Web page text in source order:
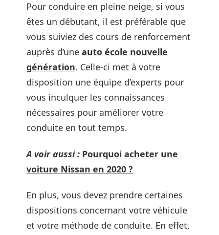
Pour conduire en pleine neige, si vous
êtes un débutant, il est préférable que
vous suiviez des cours de renforcement
auprès d’une auto école nouvelle
génération. Celle-ci met à votre
disposition une équipe d’experts pour
vous inculquer les connaissances
nécessaires pour améliorer votre
conduite en tout temps.
A voir aussi : Pourquoi acheter une
voiture Nissan en 2020 ?
En plus, vous devez prendre certaines
dispositions concernant votre véhicule
et votre méthode de conduite. En effet,